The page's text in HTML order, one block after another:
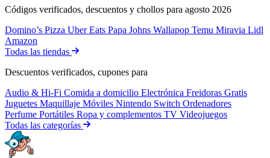
Códigos verificados, descuentos y chollos para agosto 2026
Domino’s Pizza Uber Eats Papa Johns Wallapop Temu Miravia Lidl
Amazon
Todas las tiendas
Descuentos verificados, cupones para
Audio & Hi-Fi Comida a domicilio Electrónica Freidoras Gratis
Juguetes Maquillaje Móviles Nintendo Switch Ordenadores
Perfume Portátiles Ropa y complementos TV Videojuegos
Todas las categorías